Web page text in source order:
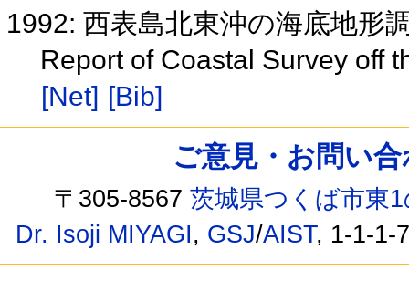
1992: 西表島北東沖の海底地形
Report of Coastal Survey off
[Net] [Bib]
ご意見・お問い
〒305-8567茨城県つくば市東
Dr. Isoji MIYAGI, GSJ/AIST, 1-1-1-